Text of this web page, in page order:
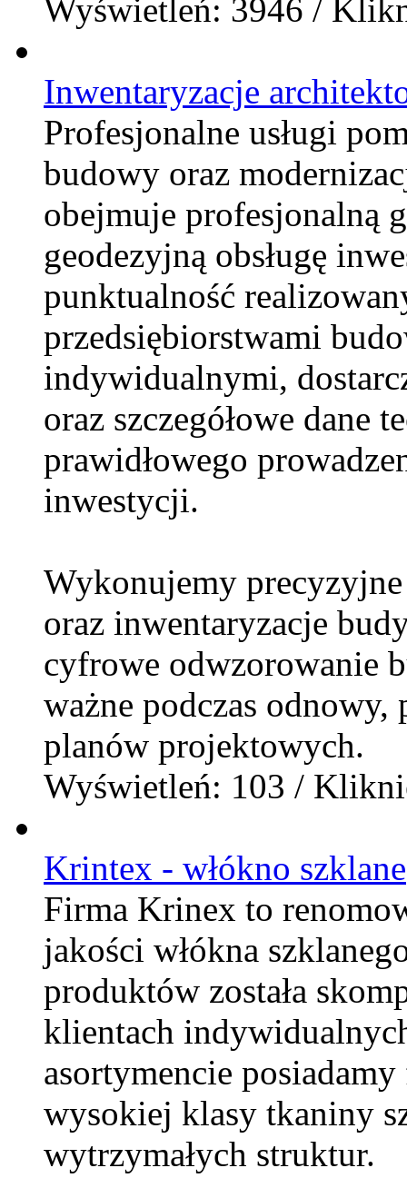
Wyświetleń: 3946 /
Inwentaryzacje
Profesjonalne usługi
budowy oraz
obejmuje profesjonalną
geodezyjną obsługę
punktualność
przedsiębiorstwami
indywidualnymi,
oraz szczegółowe dane
prawidłowego
inwestycji.
Wykonujemy
oraz inwentaryzacje
cyfrowe odwzorowanie
ważne podczas
planów projektowych.
Wyświetleń: 103 /
Krintex - włókno szklane
Firma Krinex to
jakości włókna
produktów została
klientach
asortymencie
wysokiej klasy tkaniny
wytrzymałych struktur.